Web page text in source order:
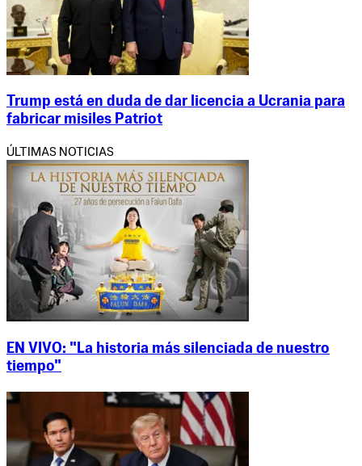
Trump está en duda de dar licencia a Ucrania para
fabricar misiles Patriot
ÚLTIMAS NOTICIAS
EN VIVO: "La historia más silenciada de nuestro
tiempo"